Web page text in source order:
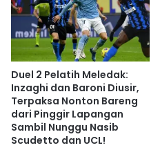
Duel 2 Pelatih Meledak:
Inzaghi dan Baroni Diusir,
Terpaksa Nonton Bareng
dari Pinggir Lapangan
Sambil Nunggu Nasib
Scudetto dan UCL!